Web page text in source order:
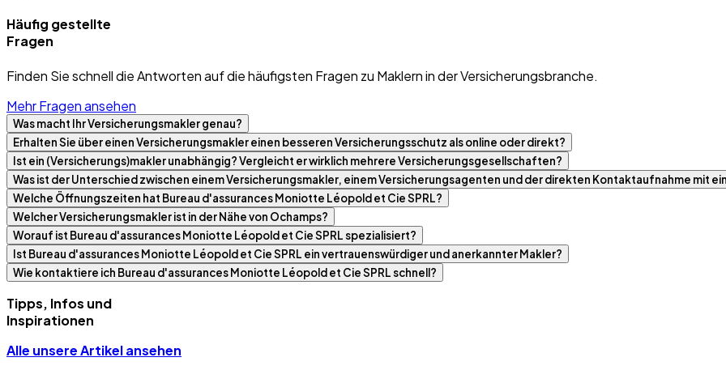
Häufig gestellte
Fragen
Finden Sie schnell die Antworten auf die häufigsten Fragen zu Maklern in der Versicherungsbranche.
Mehr Fragen ansehen
Was macht Ihr Versicherungsmakler genau?
Erhalten Sie über einen Versicherungsmakler einen besseren Versicherungsschutz als online oder direkt?
Ist ein (Versicherungs)makler unabhängig? Vergleicht er wirklich mehrere Versicherungsgesellschaften?
Was ist der Unterschied zwischen einem Versicherungsmakler, einem Versicherungsagenten und der direkten Kontaktaufnahme mit
Welche Öffnungszeiten hat Bureau d'assurances Moniotte Léopold et Cie SPRL?
Welcher Versicherungsmakler ist in der Nähe von Ochamps?
Worauf ist Bureau d'assurances Moniotte Léopold et Cie SPRL spezialisiert?
Ist Bureau d'assurances Moniotte Léopold et Cie SPRL ein vertrauenswürdiger und anerkannter Makler?
Wie kontaktiere ich Bureau d'assurances Moniotte Léopold et Cie SPRL schnell?
Tipps, Infos und
Inspirationen
Alle unsere Artikel ansehen